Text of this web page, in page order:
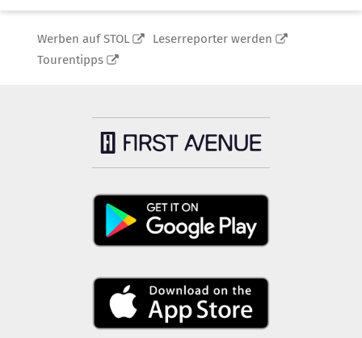
Werben auf STOL
Leserreporter werden
Tourentipps